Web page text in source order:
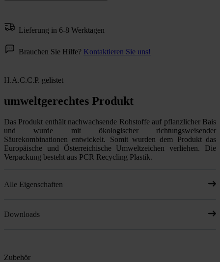
Lieferung in 6-8 Werktagen
Brauchen Sie Hilfe? Kontaktieren Sie uns!
H.A.C.C.P. gelistet
umweltgerechtes Produkt
Das Produkt enthält nachwachsende Rohstoffe auf pflanzlicher Bais
und wurde mit ökologischer richtungsweisender
Säurekombinationen entwickelt. Somit wurden dem Produkt das
Europäische und Österreichische Umweltzeichen verliehen. Die
Verpackung besteht aus PCR Recycling Plastik.
Alle Eigenschaften
Downloads
Zubehör